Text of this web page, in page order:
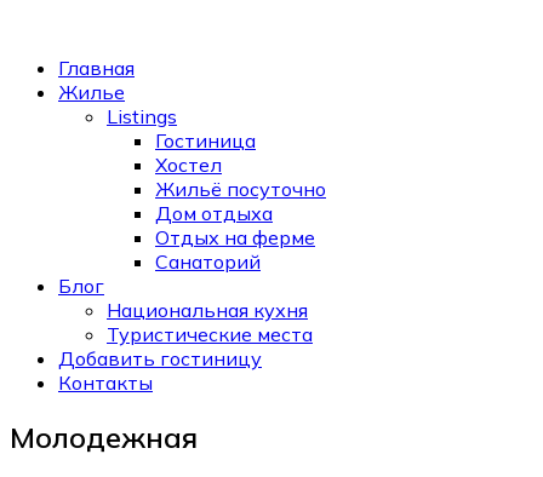
Главная
Жилье
Listings
Гостиница
Хостел
Жильё посуточно
Дом отдыха
Отдых на ферме
Санаторий
Блог
Национальная кухня
Туристические места
Добавить гостиницу
Контакты
Молодежная